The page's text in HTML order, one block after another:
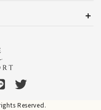
Reserved.